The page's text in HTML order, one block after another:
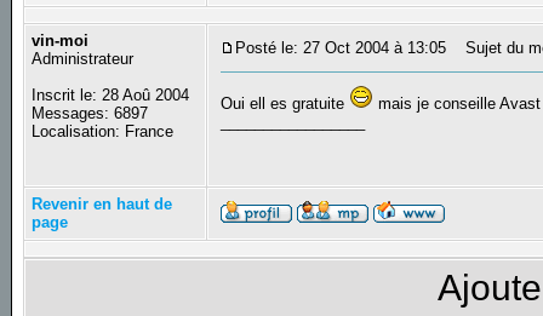
vin-moi
Administrateur
Inscrit le: 28 Aoû 2004
Messages: 6897
Localisation: France
Posté le: 27 Oct 2004 à 13:05 Sujet du
Oui ell es gratuite
mais je conseille
Revenir en haut de
page